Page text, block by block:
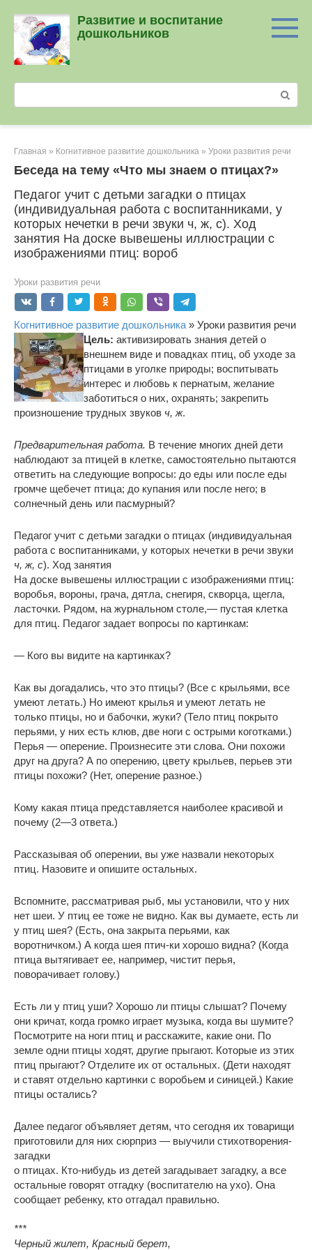
контенту
Развитие и воспитание
дошкольников
Главная » Когнитивное развитие дошкольника » Уроки развития речи
Беседа на тему «Что мы знаем о птицах?»
Педагог учит с детьми загадки о птицах
(индивидуальная работа с воспитанниками, у
которых нечетки в речи звуки ч, ж, с). Ход
занятия На доске вывешены иллюстрации с
изображениями птиц: вороб
Уроки развития речи
Когнитивное развитие дошкольника » Уроки развития речи
Цель: активизировать знания детей о
внешнем виде и повадках птиц, об уходе за
птицами в уголке природы; воспитывать
интерес и любовь к пернатым, желание
заботиться о них, охранять; закрепить
произношение трудных звуков ч, ж.
Предварительная работа. В течение многих дней дети
наблюдают за птицей в клетке, самостоятельно пытаются
ответить на следующие вопросы: до еды или после еды
громче щебечет птица; до купания или после него; в
солнечный день или пасмурный?
Педагог учит с детьми загадки о птицах (индивидуальная
работа с воспитанниками, у которых нечетки в речи звуки
ч, ж, с). Ход занятия
На доске вывешены иллюстрации с изображениями птиц:
воробья, вороны, грача, дятла, снегиря, скворца, щегла,
ласточки. Рядом, на журнальном столе,— пустая клетка
для птиц. Педагог задает вопросы по картинкам:
— Кого вы видите на картинках?
Как вы догадались, что это птицы? (Все с крыльями, все
умеют летать.) Но имеют крылья и умеют летать не
только птицы, но и бабочки, жуки? (Тело птиц покрыто
перьями, у них есть клюв, две ноги с острыми коготками.)
Перья — оперение. Произнесите эти слова. Они похожи
друг на друга? А по оперению, цвету крыльев, перьев эти
птицы похожи? (Нет, оперение разное.)
Кому какая птица представляется наиболее красивой и
почему (2—3 ответа.)
Рассказывая об оперении, вы уже назвали некоторых
птиц. Назовите и опишите остальных.
Вспомните, рассматривая рыб, мы установили, что у них
нет шеи. У птиц ее тоже не видно. Как вы думаете, есть ли
у птиц шея? (Есть, она закрыта перьями, как
воротничком.) А когда шея птич-ки хорошо видна? (Когда
птица вытягивает ее, например, чистит перья,
поворачивает голову.)
Есть ли у птиц уши? Хорошо ли птицы слышат? Почему
они кричат, когда громко играет музыка, когда вы шумите?
Посмотрите на ноги птиц и расскажите, какие они. По
земле одни птицы ходят, другие прыгают. Которые из этих
птиц прыгают? Отделите их от остальных. (Дети находят
и ставят отдельно картинки с воробьем и синицей.) Какие
птицы остались?
Далее педагог объявляет детям, что сегодня их товарищи
приготовили для них сюрприз — выучили стихотворения-
загадки
о птицах. Кто-нибудь из детей загадывает загадку, а все
остальные говорят отгадку (воспитателю на ухо). Она
сообщает ребенку, кто отгадал правильно.
***
Черный жилет, Красный берет,